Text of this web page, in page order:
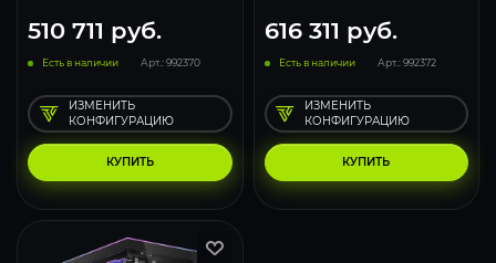
510 711 руб.
Есть в наличии Арт.: 992370
КУПИТЬ
ИЗМЕНИТЬ
КОНФИГУРАЦИЮ
616 311 руб.
Есть в наличии Арт.: 992372
КУПИТЬ
ИЗМЕНИТЬ
КОНФИГУРАЦИЮ